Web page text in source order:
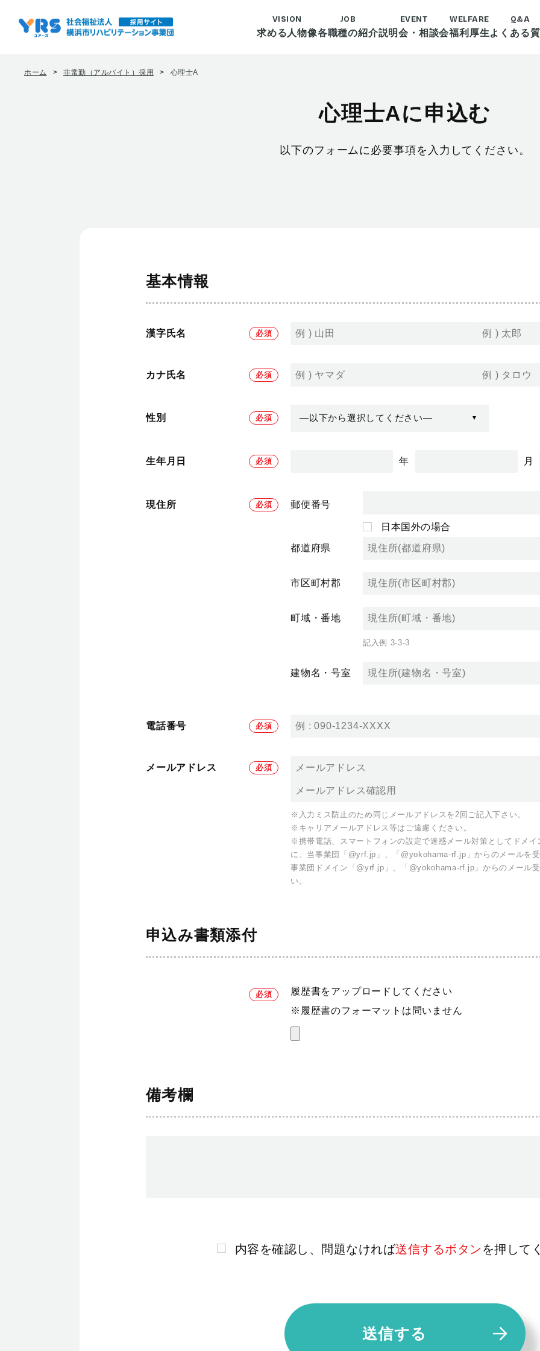
VISION
求める人物像
JOB
各職種の紹介
EVENT
説明会・相談会
WELFARE
福利厚生
Q&A
よくある
ホーム > 非常勤（アルバイト）採用 > 心理士A
心理士Aに申込む
以下のフォームに必要事項を入力してください。
基本情報
漢字氏名
カナ氏名
性別
生年月日 年 月
現住所 郵便番号
日本国外の場合
都道府県
市区町村郡
町域・番地
記入例 3-3-3
建物名・号室
電話番号
メールアドレス
※入力ミス防止のため同じメールアドレスを2回ご記入下さい。
※キャリアメールアドレス等はご遠慮ください。
※携帯電話、スマートフォンの設定で迷惑メール対策としてドメ
に、当事業団「@yrf.jp」、「@yokohama-rf.jp」からのメールを
事業団ドメイン「@yrf.jp」、「@yokohama-rf.jp」からのメール
い。
申込み書類添付
履歴書をアップロードしてください
※履歴書のフォーマットは問いません
備考欄
内容を確認し、問題なければ送信するボタンを押して